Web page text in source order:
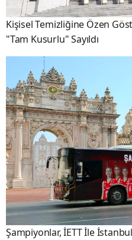
Kişisel Temizliğine Özen
"Tam Kusurlu" Sayıldı
Şampiyonlar, İETT İle